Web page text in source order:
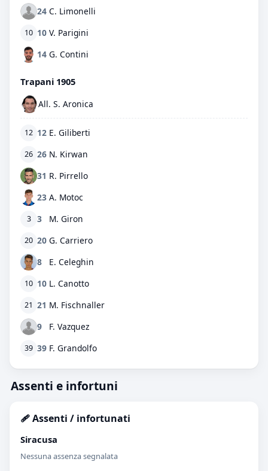
24 C. Limonelli
10 10 V. Parigini
14 G. Contini
Trapani 1905
All. S. Aronica
12 12 E. Giliberti
26 26 N. Kirwan
31 R. Pirrello
23 A. Motoc
3 3 M. Giron
20 20 G. Carriero
8
E. Celeghin
10 10 L. Canotto
21 21 M. Fischnaller
9
F. Vazquez
39 39 F. Grandolfo
Assenti e infortuni
🩹 Assenti / infortunati
Siracusa
Nessuna assenza segnalata